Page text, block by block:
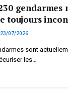
gendarmes
toujours
23/07/2026
sont
les…